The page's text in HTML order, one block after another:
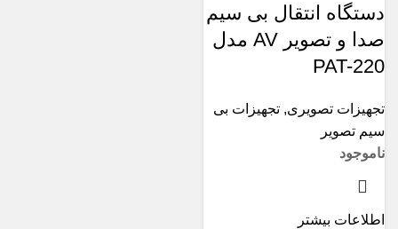
دستگاه انتقال بی سیم
صدا و تصویر AV مدل
PAT-220
تجهیزات تصویری, تجهیزات بی
سیم تصویر
ناموجود
اطلاعات بیشتر